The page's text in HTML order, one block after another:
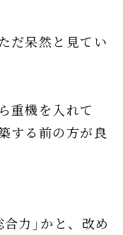
だ呆然と見てい
重機を入れて
する前の方が良
力」かと、改め